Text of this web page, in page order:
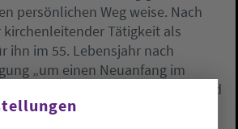
persönlichen Weg weise. Nach
Tätigkeit als
ihn im 55. Lebensjahr nach
„um einen Neuanfang im
in Verkündigung und
vor Ort.“